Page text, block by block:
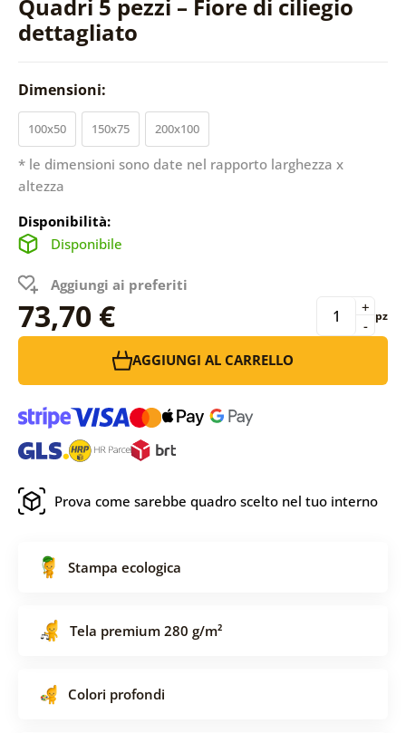
Quadri 5 pezzi – Fiore di ciliegio
dettagliato
Dimensioni:
100x50 150x75 200x100
* le dimensioni sono date nel rapporto larghezza x
altezza
Disponibilità:
Disponibile
Aggiungi ai preferiti
73,70 € -
+ pz
AGGIUNGI AL CARRELLO
Prova come sarebbe quadro scelto nel tuo interno
Stampa ecologica
Tela premium 280 g/m²
Colori profondi